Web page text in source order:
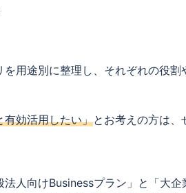
用途別に整理し、それぞれの役割
効活用したい」とお考えの方は、
人向けBusinessプラン」と「大